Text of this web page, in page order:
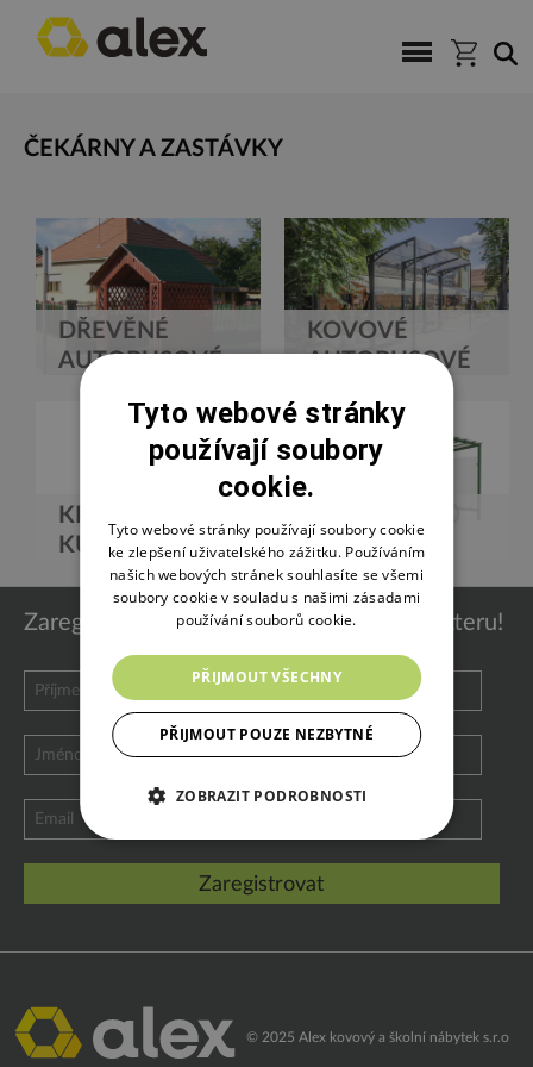
ČEKÁRNY A ZASTÁVKY
DŘEVĚNÉ
AUTOBUSOVÉ
ZASTÁVKY
KOVOVÉ
AUTOBUSOVÉ
KRYTÉ
KUŘÁRNY
STOJANY NA
KOLA
Zaregistrujte se k odběru našeho newsletteru!
© 2025 Alex kovový a školní nábytek s.r.o
Tyto webové stránky
používají soubory
cookie.
Tyto webové stránky používají soubory cookie
ke zlepšení uživatelského zážitku. Používáním
našich webových stránek souhlasíte se všemi
soubory cookie v souladu s našimi zásadami
používání souborů cookie.
PŘIJMOUT VŠECHNY
PŘIJMOUT POUZE NEZBYTNÉ
ZOBRAZIT PODROBNOSTI